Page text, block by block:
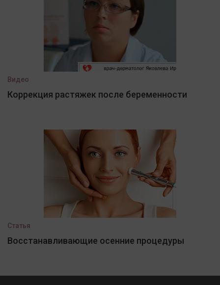
Видео
Коррекция растяжек после беременности
Статья
Восстанавливающие осенние процедуры